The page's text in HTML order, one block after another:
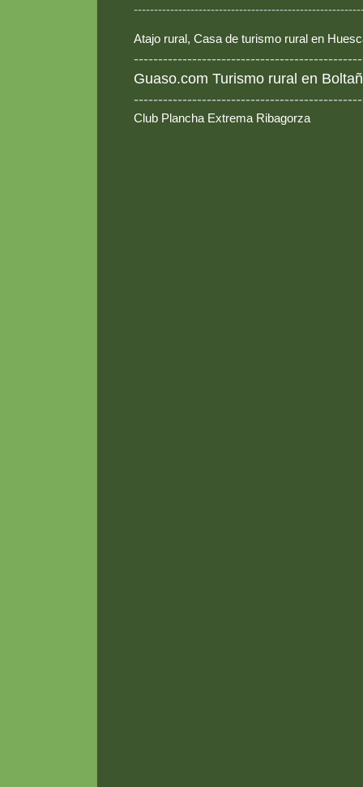
Atajo rural, Casa de turismo rural en
Guaso.com Turismo rural en
Club Plancha Extrema Ribagorza